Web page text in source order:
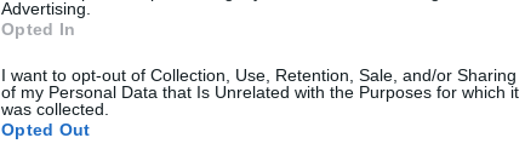
Advertising.
Opted In
I want to opt-out of Collection, Use, Retention, Sale, and/or Sharing
of my Personal Data that Is Unrelated with the Purposes for which it
was collected.
Opted Out